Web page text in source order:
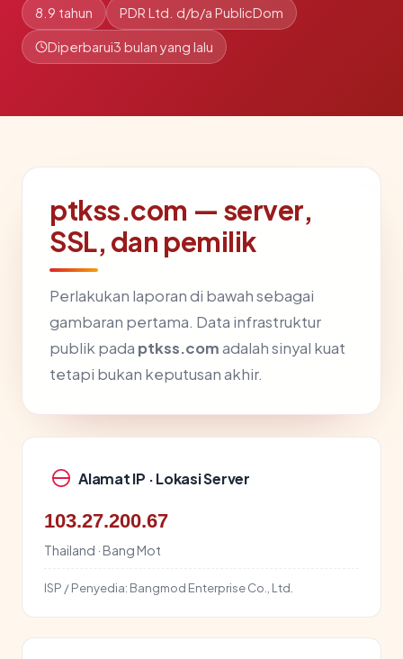
8.9 tahun PDR Ltd. d/b/a PublicDom
Diperbarui3 bulan yang lalu
ptkss.com — server,
SSL, dan pemilik
Perlakukan laporan di bawah sebagai
gambaran pertama. Data infrastruktur
publik pada ptkss.comadalah sinyal kuat
tetapi bukan keputusan akhir.
Alamat IP · Lokasi Server
103.27.200.67
Thailand · Bang Mot
ISP / Penyedia: Bangmod Enterprise Co., Ltd.